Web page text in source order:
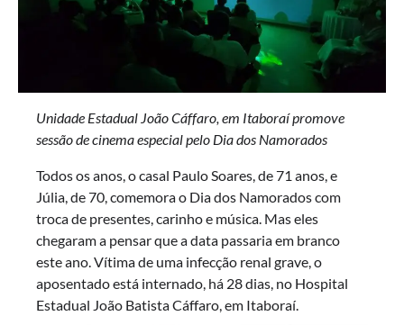
Unidade Estadual João Cáffaro, em Itaboraí promove
sessão de cinema especial pelo Dia dos Namorados
Todos os anos, o casal Paulo Soares, de 71 anos, e
Júlia, de 70, comemora o Dia dos Namorados com
troca de presentes, carinho e música. Mas eles
chegaram a pensar que a data passaria em branco
este ano. Vítima de uma infecção renal grave, o
aposentado está internado, há 28 dias, no Hospital
Estadual João Batista Cáffaro, em Itaboraí.